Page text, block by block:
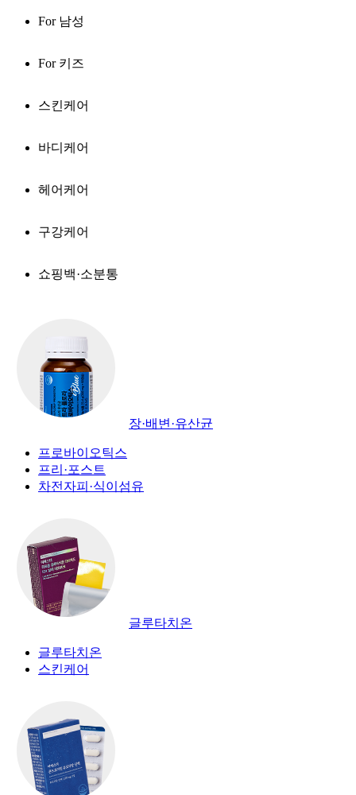
For 남성
For 키즈
스킨케어
바디케어
헤어케어
구강케어
쇼핑백·소분통
장·배변·유산균
프로바이오틱스
프리·포스트
차전자피·식이섬유
글루타치온
글루타치온
스킨케어